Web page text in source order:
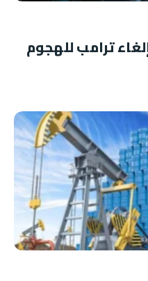
ترامب للهجوم